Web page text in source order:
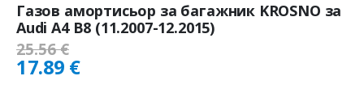
Газов амортисьор за багажник KROSNO за
Audi A4 B8 (11.2007-12.2015)
25.56€
17.89 €